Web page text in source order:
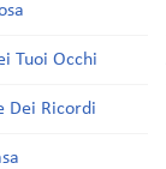
Tuoi Occhi
Dei Ricordi